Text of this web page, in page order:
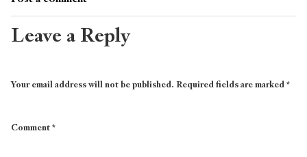
Leave a Reply
Your email address will not be published.Required fields are marked*
Comment*